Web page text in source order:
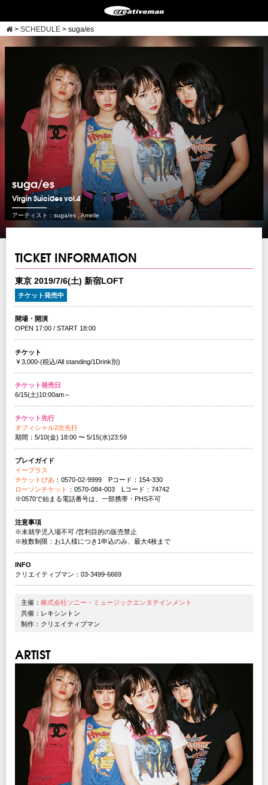
> SCHEDULE > suga/es
suga/es
Virgin Suicides vol.4
アーティスト：suga/es , Amelie
TICKET INFORMATION
東京 2019/7/6(土) 新宿LOFT
チケット発売中
開場・開演
OPEN 17:00 / START 18:00
チケット
￥3,000-(税込/All standing/1Drink別)
チケット発売日
6/15(土)10:00am～
チケット先行
オフィシャル2次先行
期間：5/10(金) 18:00 〜 5/15(水)23:59
プレイガイド
イープラス
チケットぴあ ：0570-02-9999 Pコード：154-330
ローソンチケット ：0570-084-003 Lコード：74742
※0570で始まる電話番号は、一部携帯・PHS不可
注意事項
※未就学児入場不可 /営利目的の販売禁止
※枚数制限：お1人様につき1申込のみ、最大4枚まで
INFO
クリエイティブマン：03-3499-6669
主催： 株式会社ソニー・ミュージックエンタテインメント
共催：レキシントン
制作：クリエイティブマン
ARTIST